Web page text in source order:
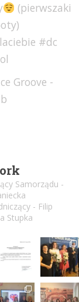
(pierwszaki
#dc
Groove -
Samorządu -
- Filip
Stupka